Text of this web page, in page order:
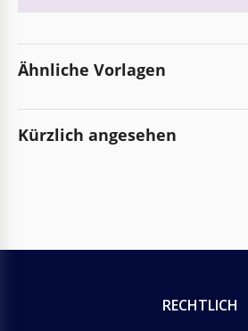
Ähnliche Vorlagen
Kürzlich angesehen
RECHTLICH